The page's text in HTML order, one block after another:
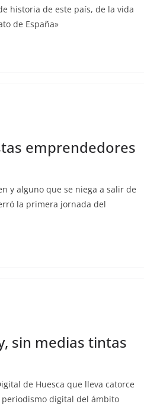
historia de este país, de la vida
de España»
emprendedores
y alguno que se niega a salir de
la primera jornada del
sin medias tintas
de Huesca que lleva catorce
digital del ámbito